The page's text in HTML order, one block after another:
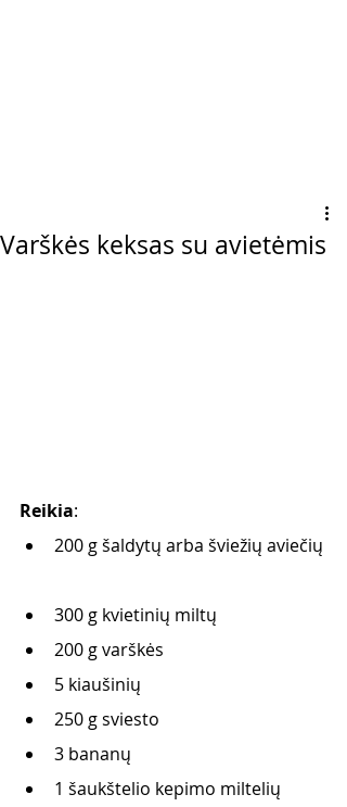
Varškės keksas su avietėmis
Reikia:
200 g šaldytų arba šviežių aviečių
300 g kvietinių miltų
200 g varškės
5 kiaušinių
250 g sviesto
3 bananų
1 šaukštelio kepimo miltelių